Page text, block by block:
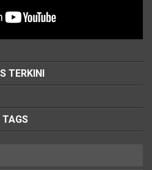
TERKINI
TAGS